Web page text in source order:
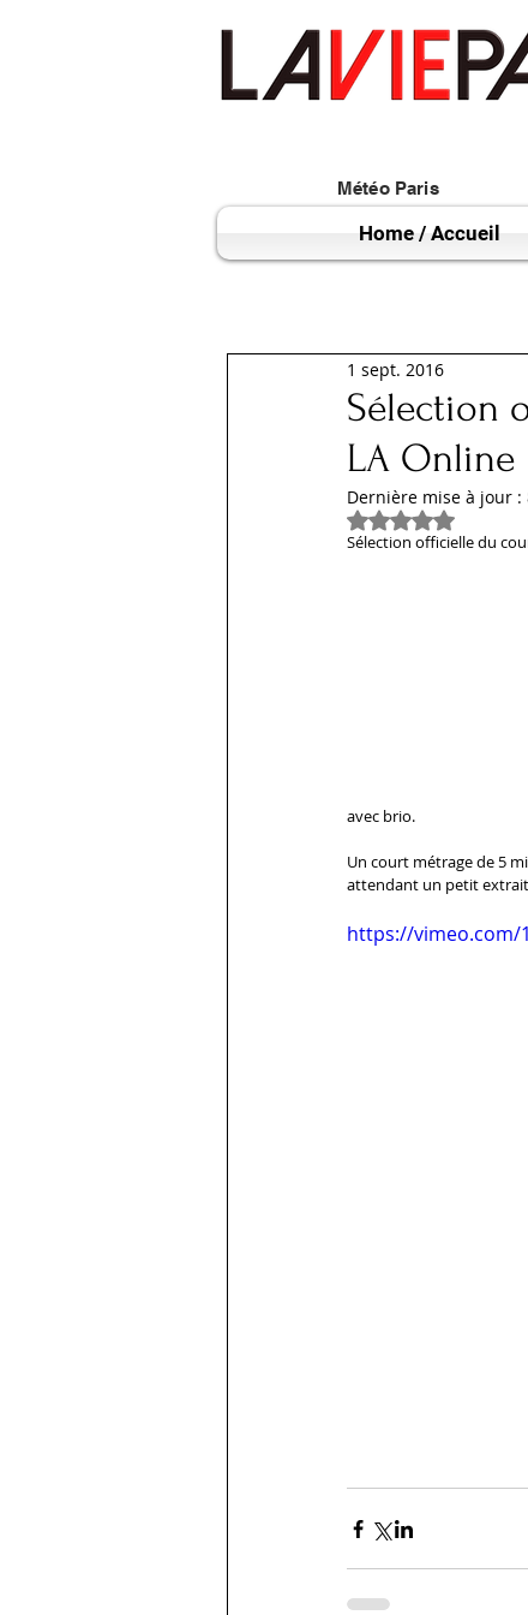
Météo Paris
Home / Accueil
Sélection
LA Online
1 sept. 2016
Dernière mise à jour :
Noté NaN
Sélection officielle du
avec brio.
Un court métrage de 5
attendant un petit
https://vimeo.com/